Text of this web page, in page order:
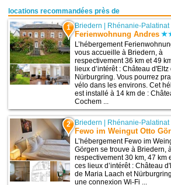
locations recommandées près de
1 Briedern | Rhénanie-Palatinat
Ferienwohnung Andres
L’hébergement
vous accueille à Briedern, à
respectivement 36 km et 49
lieux d’intérêt : Château d'Eltz
Nürburgring. Vous pourrez
vélo dans les environs. Cet
est installé à 14 km de :
Cochem ...
2 Briedern Rhénanie-Palatinat
Fewo im Weingut Otto
L’hébergement Fewo im
Görgen se trouve à Briedern,
respectivement 30 km, 47 km
ces lieux d’intérêt : Château
de Maria Laach et
une connexion Wi-Fi ...